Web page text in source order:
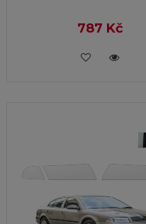
787 Kč
VLOŽIT DO KOŠÍKU